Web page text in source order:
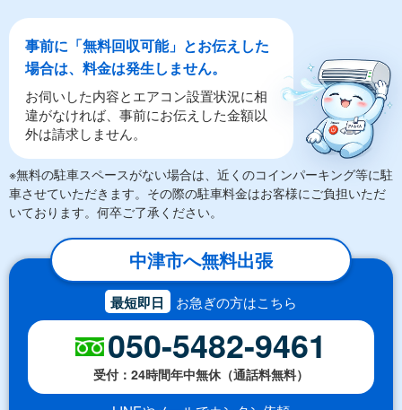
事前に「無料回収可能」とお伝えした
場合は、料金は発生しません。
お伺いした内容とエアコン設置状況に相
違がなければ、事前にお伝えした金額以
外は請求しません。
※無料の駐車スペースがない場合は、近くのコインパーキング等に駐
車させていただきます。その際の駐車料金はお客様にご負担いただ
いております。何卒ご了承ください。
中津市へ無料出張
最短即日 お急ぎの方はこちら
050-5482-9461
受付：24時間年中無休（通話料無料）